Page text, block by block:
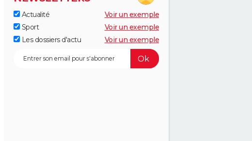
Actualité
Voir un exemple
Sport
Voir un exemple
Les dossiers d'actu
Voir un exemple